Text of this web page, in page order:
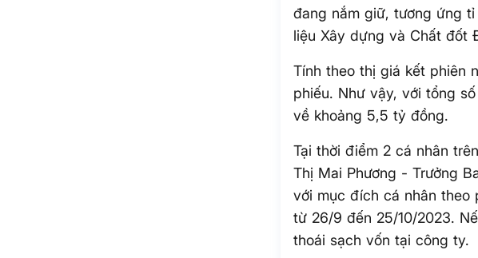
đang nắm giữ, tương ứng
liệu Xây dựng và Chất đốt
Tính theo thị giá kết phiên
phiếu. Như vậy, với tổng
về khoảng 5,5 tỷ đồng.
Tại thời điểm 2 cá nhân
Thị Mai Phương - Trưởng
với mục đích cá nhân theo
từ 26/9 đến 25/10/2023.
thoái sạch vốn tại công ty.